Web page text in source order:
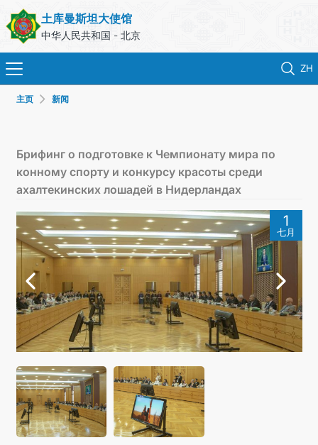
土库曼斯坦大使馆
中华人民共和国 - 北京
ZH
土库曼斯坦
领事服务
外交部
联系我们
主页 新闻
Брифинг о подготовке к Чемпионату мира по
конному спорту и конкурсу красоты среди
ахалтекинских лошадей в Нидерландах
1
七月